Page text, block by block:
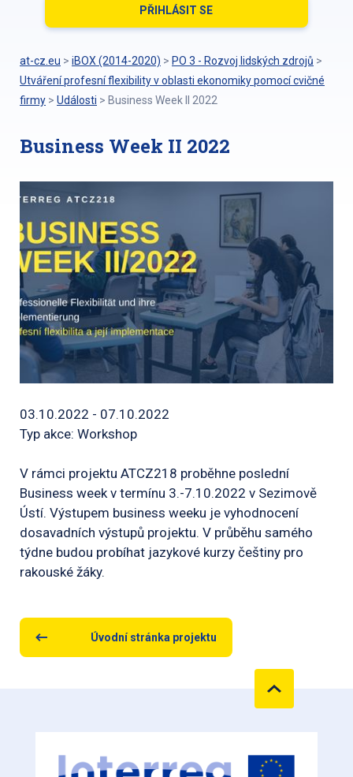
at-cz.eu > iBOX (2014-2020) > PO 3 - Rozvoj lidských zdrojů >
Utváření profesní flexibility v oblasti ekonomiky pomocí cvičné
firmy > Události > Business Week II 2022
Business Week II 2022
03.10.2022 - 07.10.2022
Typ akce: Workshop
V rámci projektu ATCZ218 proběhne poslední
Business week v termínu 3.-7.10.2022 v Sezimově
Ústí. Výstupem business weeku je vyhodnocení
dosavadních výstupů projektu. V průběhu samého
týdne budou probíhat jazykové kurzy češtiny pro
rakouské žáky.
Úvodní stránka projektu